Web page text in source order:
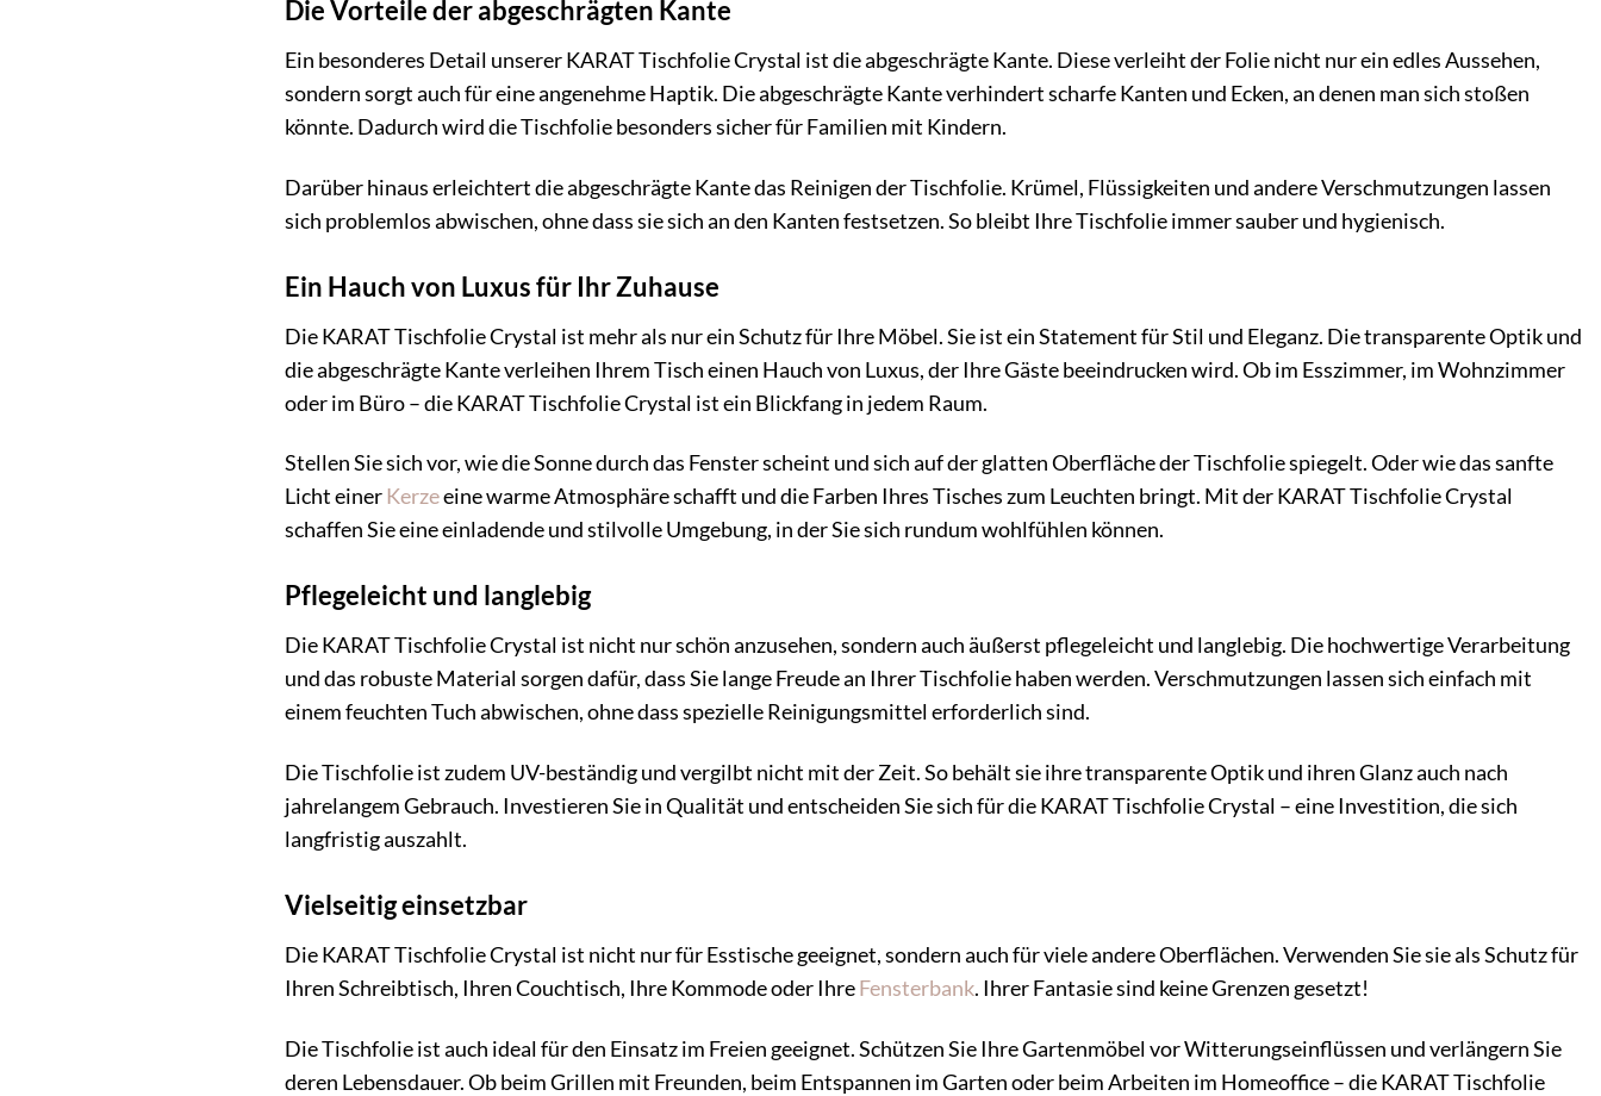
Die Vorteile der abgeschrägten Kante
Ein besonderes Detail unserer KARAT Tischfolie Crystal ist die abgeschrägte Kante. Diese verleiht der Folie nicht nur ein edles Aussehen,
sondern sorgt auch für eine angenehme Haptik. Die abgeschrägte Kante verhindert scharfe Kanten und Ecken, an denen man sich stoßen
könnte. Dadurch wird die Tischfolie besonders sicher für Familien mit Kindern.
Darüber hinaus erleichtert die abgeschrägte Kante das Reinigen der Tischfolie. Krümel, Flüssigkeiten und andere Verschmutzungen lassen
sich problemlos abwischen, ohne dass sie sich an den Kanten festsetzen. So bleibt Ihre Tischfolie immer sauber und hygienisch.
Ein Hauch von Luxus für Ihr Zuhause
Die KARAT Tischfolie Crystal ist mehr als nur ein Schutz für Ihre Möbel. Sie ist ein Statement für Stil und Eleganz. Die transparente Optik und
die abgeschrägte Kante verleihen Ihrem Tisch einen Hauch von Luxus, der Ihre Gäste beeindrucken wird. Ob im Esszimmer, im Wohnzimmer
oder im Büro – die KARAT Tischfolie Crystal ist ein Blickfang in jedem Raum.
Stellen Sie sich vor, wie die Sonne durch das Fenster scheint und sich auf der glatten Oberfläche der Tischfolie spiegelt. Oder wie das sanfte
Licht einerKerzeeine warme Atmosphäre schafft und die Farben Ihres Tisches zum Leuchten bringt. Mit der KARAT Tischfolie Crystal
schaffen Sie eine einladende und stilvolle Umgebung, in der Sie sich rundum wohlfühlen können.
Pflegeleicht und langlebig
Die KARAT Tischfolie Crystal ist nicht nur schön anzusehen, sondern auch äußerst pflegeleicht und langlebig. Die hochwertige Verarbeitung
und das robuste Material sorgen dafür, dass Sie lange Freude an Ihrer Tischfolie haben werden. Verschmutzungen lassen sich einfach mit
einem feuchten Tuch abwischen, ohne dass spezielle Reinigungsmittel erforderlich sind.
Die Tischfolie ist zudem UV-beständig und vergilbt nicht mit der Zeit. So behält sie ihre transparente Optik und ihren Glanz auch nach
jahrelangem Gebrauch. Investieren Sie in Qualität und entscheiden Sie sich für die KARAT Tischfolie Crystal – eine Investition, die sich
langfristig auszahlt.
Vielseitig einsetzbar
Die KARAT Tischfolie Crystal ist nicht nur für Esstische geeignet, sondern auch für viele andere Oberflächen. Verwenden Sie sie als Schutz für
Ihren Schreibtisch, Ihren Couchtisch, Ihre Kommode oder IhreFensterbank. Ihrer Fantasie sind keine Grenzen gesetzt!
Die Tischfolie ist auch ideal für den Einsatz im Freien geeignet. Schützen Sie Ihre Gartenmöbel vor Witterungseinflüssen und verlängern Sie
deren Lebensdauer. Ob beim Grillen mit Freunden, beim Entspannen im Garten oder beim Arbeiten im Homeoffice – die KARAT Tischfolie